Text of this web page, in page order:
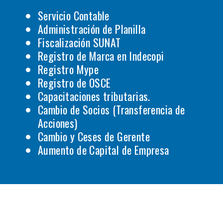
Servicio Contable
Administración de Planilla
Fiscalización SUNAT
Registro de Marca en Indecopi
Registro Mype
Registro de OSCE
Capacitaciones tributarias.
Cambio de Socios (Transferencia de
Acciones)
Cambio y Ceses de Gerente
Aumento de Capital de Empresa